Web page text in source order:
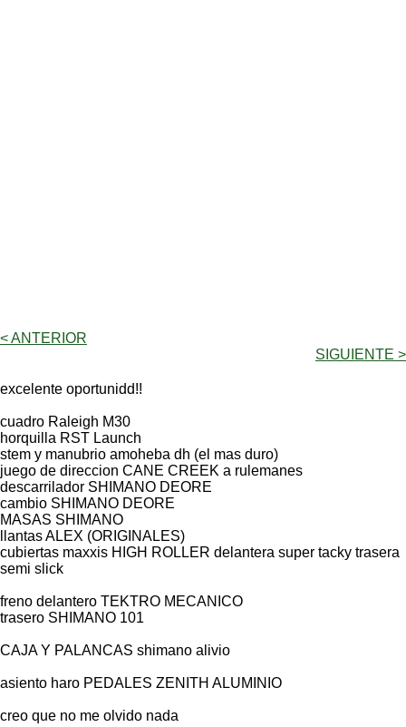
< ANTERIOR
SIGUIENTE >
excelente oportunidd!!
cuadro Raleigh M30
horquilla RST Launch
stem y manubrio amoheba dh (el mas duro)
juego de direccion CANE CREEK a rulemanes
descarrilador SHIMANO DEORE
cambio SHIMANO DEORE
MASAS SHIMANO
llantas ALEX (ORIGINALES)
cubiertas maxxis HIGH ROLLER delantera super tacky trasera
semi slick
freno delantero TEKTRO MECANICO
trasero SHIMANO 101
CAJA Y PALANCAS shimano alivio
asiento haro PEDALES ZENITH ALUMINIO
creo que no me olvido nada